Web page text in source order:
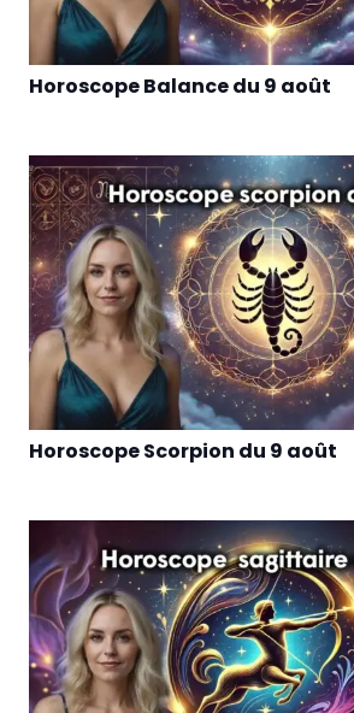
Horoscope Balance du 9 août
Horoscope Scorpion du 9 août